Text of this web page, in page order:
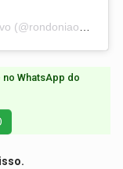
WhatsApp do